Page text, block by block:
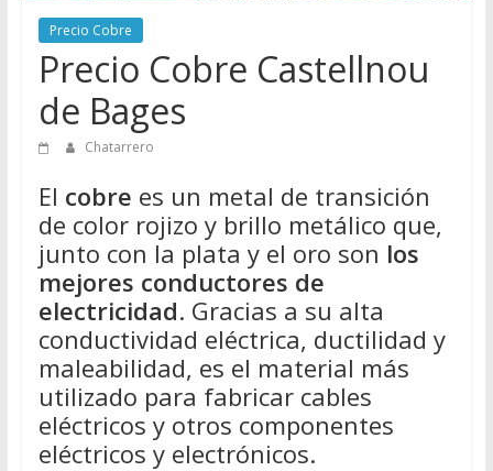
Chatarreros
para
vender
Chatarra
Precio Cobre
Precio Cobre Castellnou
de Bages
Chatarrero
El cobre es un metal de transición
de color rojizo y brillo metálico que,
junto con la plata y el oro son los
mejores conductores de
electricidad. Gracias a su alta
conductividad eléctrica, ductilidad y
maleabilidad, es el material más
utilizado para fabricar cables
eléctricos y otros componentes
eléctricos y electrónicos.